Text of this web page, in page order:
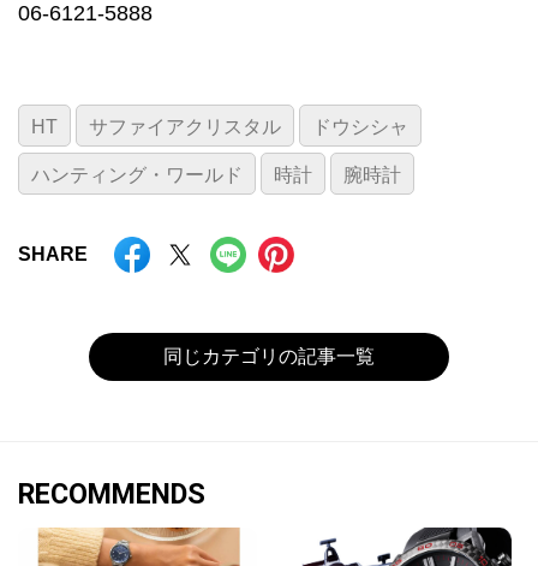
06-6121-5888
HT サファイアクリスタル ドウシシャ
ハンティング・ワールド 時計 腕時計
SHARE
同じカテゴリの記事一覧
RECOMMENDS